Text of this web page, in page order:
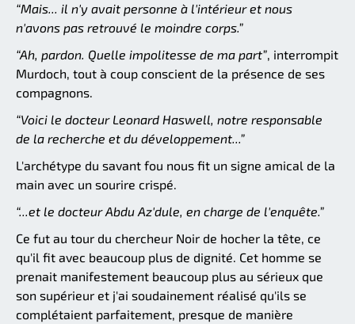
“Mais... il n'y avait personne à l'intérieur et nous
n'avons pas retrouvé le moindre corps.”
“Ah, pardon. Quelle impolitesse de ma part” , interrompit
Murdoch, tout à coup conscient de la présence de ses
compagnons.
“Voici le docteur Leonard Haswell, notre responsable
de la recherche et du développement...”
L'archétype du savant fou nous fit un signe amical de la
main avec un sourire crispé.
“...et le docteur Abdu Az'dule, en charge de l'enquête.”
Ce fut au tour du chercheur Noir de hocher la tête, ce
qu'il fit avec beaucoup plus de dignité. Cet homme se
prenait manifestement beaucoup plus au sérieux que
son supérieur et j'ai soudainement réalisé qu'ils se
complétaient parfaitement, presque de manière